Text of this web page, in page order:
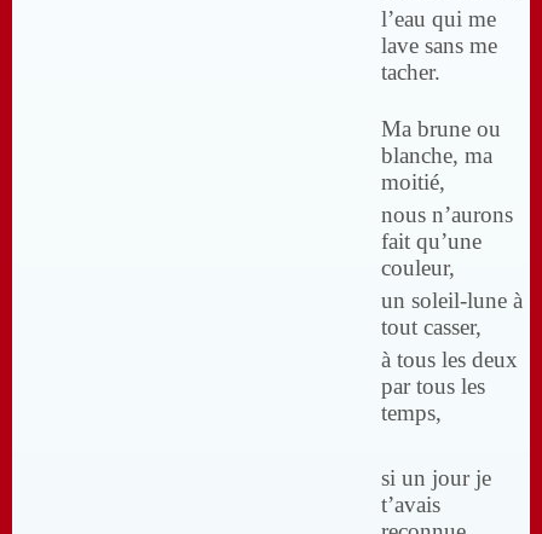
l’eau qui me
lave sans me
tacher.
Ma brune ou
blanche, ma
moitié,
nous n’aurons
fait qu’une
couleur,
un soleil-lune à
tout casser,
à tous les deux
par tous les
temps,
si un jour je
t’avais